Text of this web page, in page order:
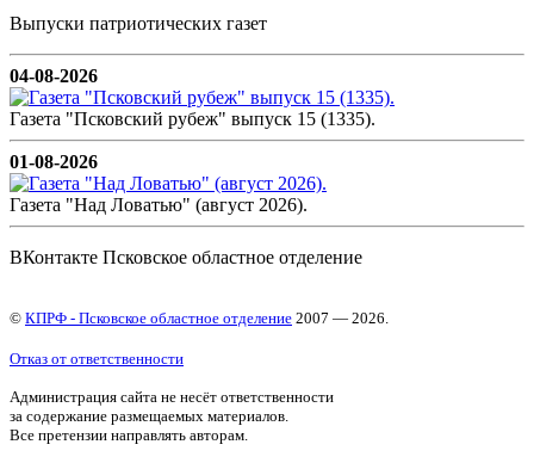
Выпуски патриотических газет
04-08-2026
Газета "Псковский рубеж" выпуск 15 (1335).
01-08-2026
Газета "Над Ловатью" (август 2026).
ВКонтакте Псковское областное отделение
© КПРФ - Псковское областное отделение 2007 — 2026.
Отказ от ответственности
Администрация сайта не несёт ответственности
за содержание размещаемых материалов.
Все претензии направлять авторам.